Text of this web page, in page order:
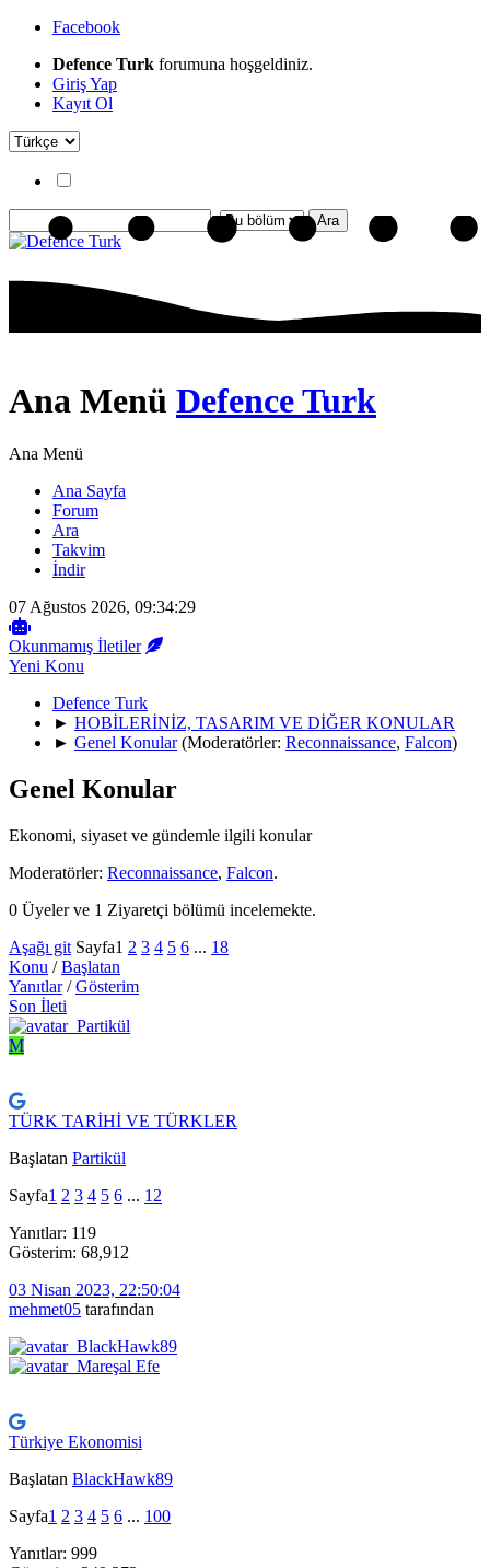
Facebook
Defence Turk forumuna hoşgeldiniz.
Giriş Yap
Kayıt Ol
Ana Menü Defence Turk
Ana Menü
Ana Sayfa
Forum
Ara
Takvim
İndir
07 Ağustos 2026, 09:34:29
Okunmamış İletiler
Yeni Konu
Defence Turk
► HOBİLERİNİZ, TASARIM VE DİĞER KONULAR
► Genel Konular (Moderatörler: Reconnaissance, Falcon)
Genel Konular
Ekonomi, siyaset ve gündemle ilgili konular
Moderatörler: Reconnaissance, Falcon.
0 Üyeler ve 1 Ziyaretçi bölümü incelemekte.
Aşağı git Sayfa1 2 3 4 5 6 ... 18
Konu /Başlatan
Yanıtlar/Gösterim
Son İleti
M
TÜRK TARİHİ VE TÜRKLER
Başlatan Partikül
Sayfa1 2 3 4 5 6 ... 12
Yanıtlar: 119
Gösterim: 68,912
03 Nisan 2023, 22:50:04
mehmet05 tarafından
Türkiye Ekonomisi
Başlatan BlackHawk89
Sayfa1 2 3 4 5 6 ... 100
Yanıtlar: 999